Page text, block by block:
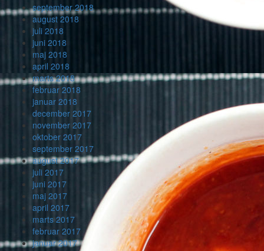
september 2018
august 2018
juli 2018
juni 2018
maj 2018
april 2018
marts 2018
februar 2018
januar 2018
december 2017
november 2017
oktober 2017
september 2017
august 2017
juli 2017
juni 2017
maj 2017
april 2017
marts 2017
februar 2017
januar 2017